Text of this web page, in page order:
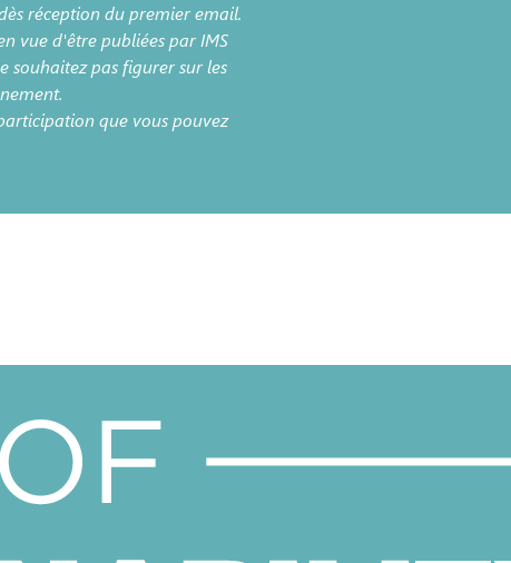
réception du premier email.
vue d'être publiées par IMS
souhaitez pas figurer sur les
que vous pouvez